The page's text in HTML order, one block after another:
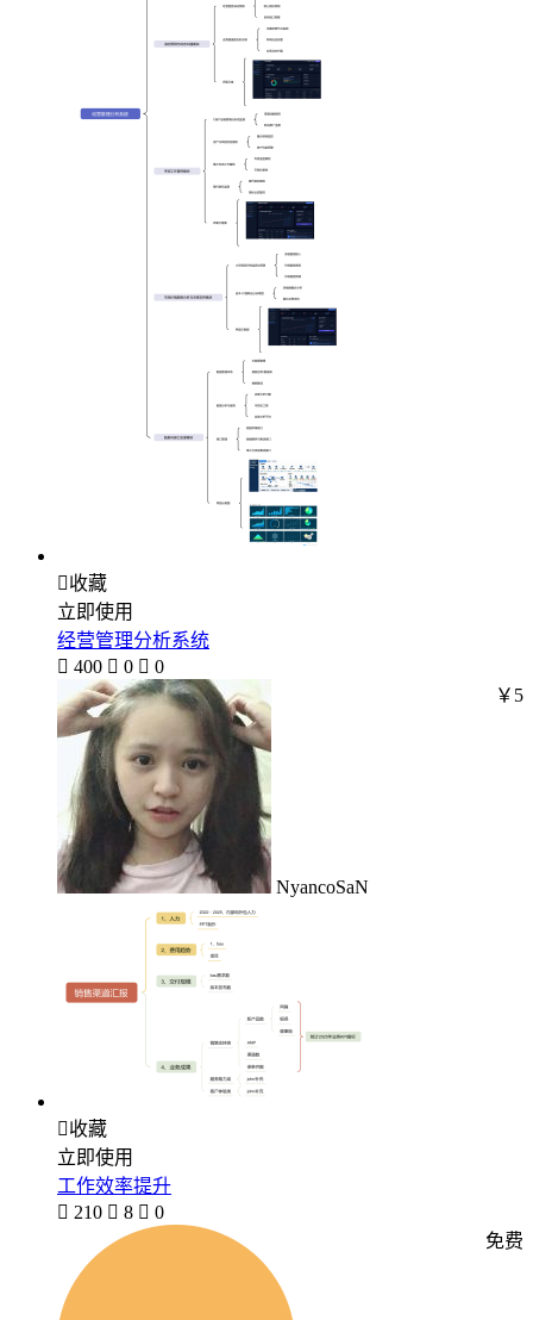
收藏
立即使用
经营管理分析系统
 400  0  0
NyancoSaN
￥5
收藏
立即使用
工作效率提升
 210  8  0
免费